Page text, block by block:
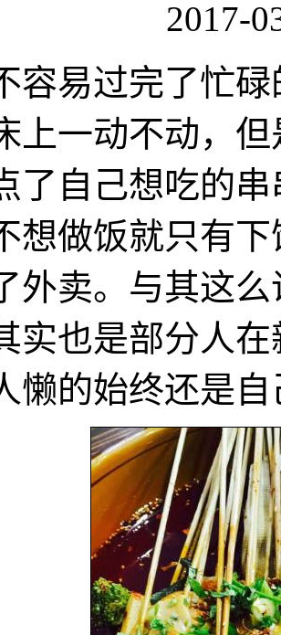
2017-
易过完了忙碌
上一动不动，
了自己想吃的
想做饭就只有
外卖。与其这
实也是部分人
懒的始终还是